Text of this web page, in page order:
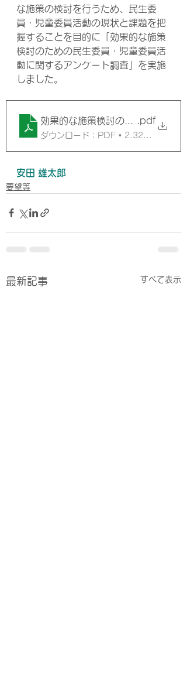
な施策の検討を行うため、民生委
員・児童委員活動の現状と課題を把
握することを目的に「効果的な施策
検討のための民生委員・児童委員活
動に関するアンケート調査」を実施
しました。
効果的な施策検討のための民生委
.pdf
ダウンロード：PDF • 2.32MB
安田 雄太郎
要望等
最新記事 すべて表示